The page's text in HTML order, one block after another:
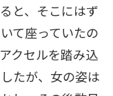
と、そこにはず
て座っていたの
クセルを踏み込
たが、女の姿は